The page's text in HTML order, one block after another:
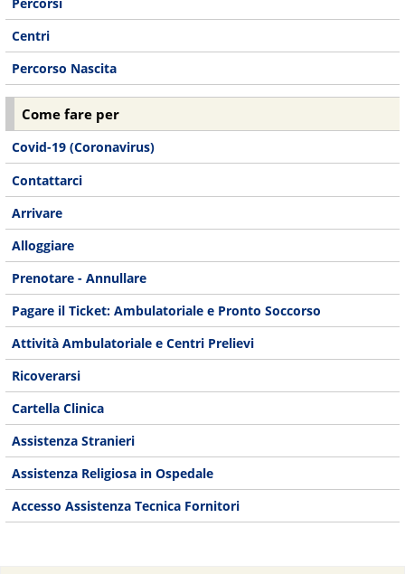
Centri
Percorso Nascita
Come fare per
Covid-19 (Coronavirus)
Contattarci
Arrivare
Alloggiare
Prenotare - Annullare
Pagare il Ticket: Ambulatoriale e Pronto Soccorso
Attività Ambulatoriale e Centri Prelievi
Ricoverarsi
Cartella Clinica
Assistenza Stranieri
Assistenza Religiosa in Ospedale
Accesso Assistenza Tecnica Fornitori